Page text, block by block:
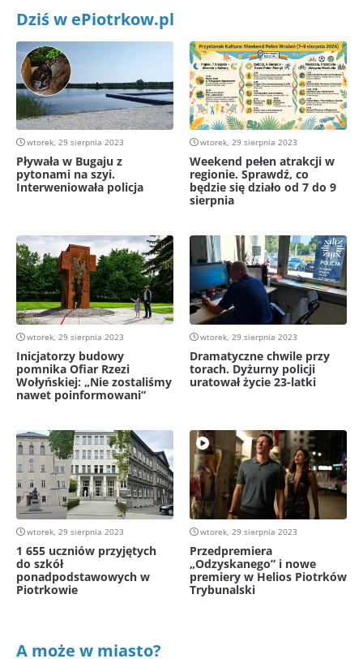
Dziś w ePiotrkow.pl
wtorek, 29 sierpnia 2023
Pływała w Bugaju z
pytonami na szyi.
Interweniowała policja
wtorek, 29 sierpnia 2023
Weekend pełen atrakcji w
regionie. Sprawdź, co
będzie się działo od 7 do 9
sierpnia
wtorek, 29 sierpnia 2023
Inicjatorzy budowy
pomnika Ofiar Rzezi
Wołyńskiej: „Nie zostaliśmy
nawet poinformowani”
wtorek, 29 sierpnia 2023
Dramatyczne chwile przy
torach. Dyżurny policji
uratował życie 23-latki
wtorek, 29 sierpnia 2023
1 655 uczniów przyjętych
do szkół
ponadpodstawowych w
Piotrkowie
wtorek, 29 sierpnia 2023
Przedpremiera
„Odzyskanego” i nowe
premiery w Helios Piotrków
Trybunalski
A może w miasto?